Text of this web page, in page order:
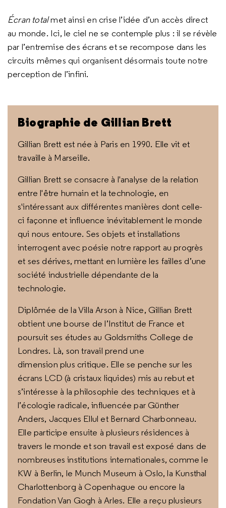
Écran totalmet ainsi en crise l’idée d’un accès direct
au monde. Ici, le ciel ne se contemple plus : il se révèle
par l’entremise des écrans et se recompose dans les
circuits mêmes qui organisent désormais toute notre
perception de l’infini.
Biographie de Gillian Brett
Gillian Brett est née à Paris en 1990. Elle vit et
travaille à Marseille.
Gillian Brett se consacre à l'analyse de la relation
entre l'être humain et la technologie, en
s'intéressant aux différentes manières dont celle-
ci façonne et influence inévitablement le monde
qui nous entoure. Ses objets et installations
interrogent avec poésie notre rapport au progrès
et ses dérives, mettant en lumière les failles d’une
société industrielle dépendante de la
technologie.
Diplômée de la Villa Arson à Nice, Gillian Brett
obtient une bourse de l’Institut de France et
poursuit ses études au Goldsmiths College de
Londres. Là, son travail prend une
dimension plus critique. Elle se penche sur les
écrans LCD (à cristaux liquides) mis au rebut et
s’intéresse à la philosophie des techniques et à
l’écologie radicale, influencée par Günther
Anders, Jacques Ellul et Bernard Charbonneau.
Elle participe ensuite à plusieurs résidences à
travers le monde et son travail est exposé dans de
nombreuses institutions internationales, comme le
KW à Berlin, le Munch Museum à Oslo, la Kunsthal
Charlottenborg à Copenhague ou encore la
Fondation Van Gogh à Arles. Elle a reçu plusieurs